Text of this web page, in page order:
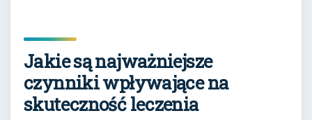
Jakie są najważniejsze
czynniki wpływające na
skuteczność leczenia